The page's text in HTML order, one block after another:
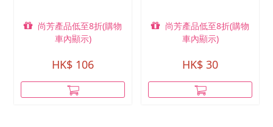
尚芳產品低至8折(購物
車內顯示)
HK$ 106
尚芳產品低至8折(購物
車內顯示)
HK$ 30